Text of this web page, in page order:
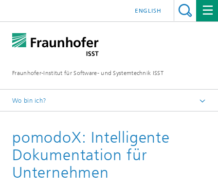
Fraunhofer-Institut für Software- und Systemtechnik ISST
ENGLISH
Wo bin ich?
Abteilungen
pomodoX: Intelligente
Dokumentation für
Unternehmen